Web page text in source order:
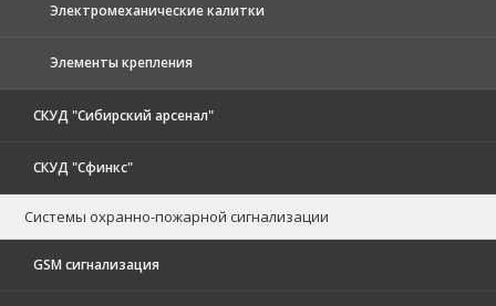
Электромеханические калитки
Элементы крепления
СКУД "Сибирский арсенал"
СКУД "Сфинкс"
Системы охранно-пожарной сигнализации
GSM сигнализация